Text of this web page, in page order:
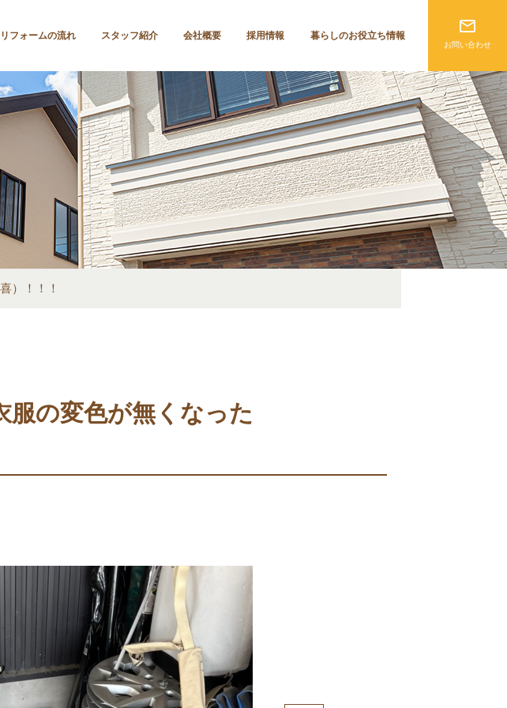
リフォームの流れ スタッフ紹介 会社概要 採用情報 暮らしのお役立ち情報 mail_outline
お問い合わせ
）！！！
の変色が無くなった